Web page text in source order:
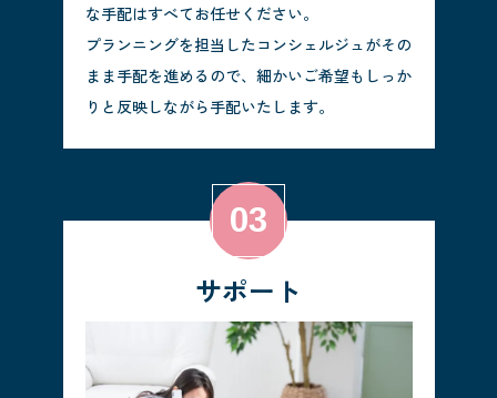
な手配はすべてお任せください。
プランニングを担当したコンシェルジュがその
まま手配を進めるので、細かいご希望もしっか
りと反映しながら手配いたします。
サポート